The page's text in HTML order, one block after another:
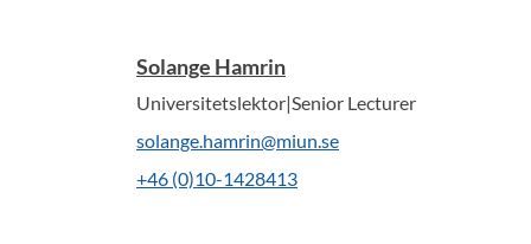
Solange Hamrin
Universitetslektor|Senior Lecturer
solange.hamrin@miun.se
+46 (0)10-1428413